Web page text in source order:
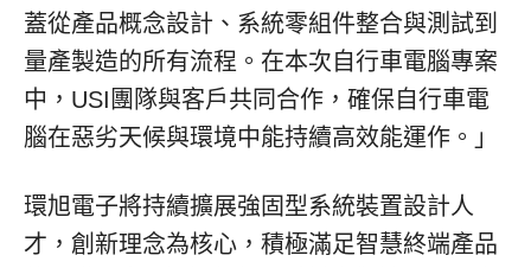
蓋從產品概念設計、系統零組件整合與測試到
量產製造的所有流程。在本次自行車電腦專案
中，USI團隊與客戶共同合作，確保自行車電
腦在惡劣天候與環境中能持續高效能運作。」
環旭電子將持續擴展強固型系統裝置設計人
才，創新理念為核心，積極滿足智慧終端產品